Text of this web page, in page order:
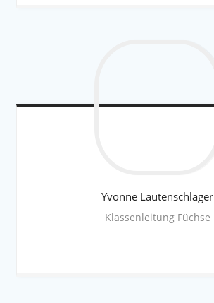
Yvonne Lautenschläger
Klassenleitung Füchse